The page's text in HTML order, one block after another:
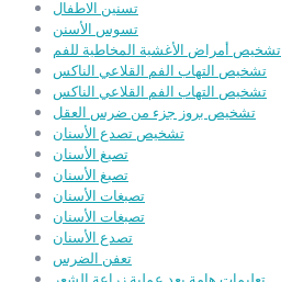
تسنين الاطفال
تسوس الأسنن
تشخيص أمراض الأغشية المخاطية للفم
تشخيص التهاب الفم القلاعي الناكس
تشخيص التهاب الفم القلاعي الناكس
تشخيص بروز جزء من ضرس العقل
تشخيص تصدع الأسنان
تصبغ الأسنان
تصبغ الأسنان
تصبغات الأسنان
تصبغات الأسنان
تصدع الأسنان
تعفن الضرس